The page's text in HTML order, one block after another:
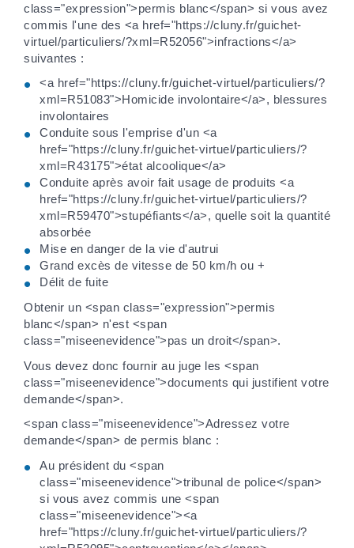
class="expression">permis blanc</span> si vous avez
commis l'une des <a href="https://cluny.fr/guichet-
virtuel/particuliers/?xml=R52056">infractions</a>
suivantes :
<a href="https://cluny.fr/guichet-virtuel/particuliers/?
xml=R51083">Homicide involontaire</a>, blessures
involontaires
Conduite sous l'emprise d'un <a
href="https://cluny.fr/guichet-virtuel/particuliers/?
xml=R43175">état alcoolique</a>
Conduite après avoir fait usage de produits <a
href="https://cluny.fr/guichet-virtuel/particuliers/?
xml=R59470">stupéfiants</a>, quelle soit la quantité
absorbée
Mise en danger de la vie d'autrui
Grand excès de vitesse de 50 km/h ou +
Délit de fuite
Obtenir un <span class="expression">permis
blanc</span> n'est <span
class="miseenevidence">pas un droit</span>.
Vous devez donc fournir au juge les <span
class="miseenevidence">documents qui justifient votre
demande</span>.
<span class="miseenevidence">Adressez votre
demande</span> de permis blanc :
Au président du <span
class="miseenevidence">tribunal de police</span>
si vous avez commis une <span
class="miseenevidence"><a
href="https://cluny.fr/guichet-virtuel/particuliers/?